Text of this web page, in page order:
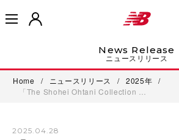
News Release
ニュースリリース
Home / ニュースリリース / 2025年
/
「The Shohei Ohtani Collection …
2025.04.28